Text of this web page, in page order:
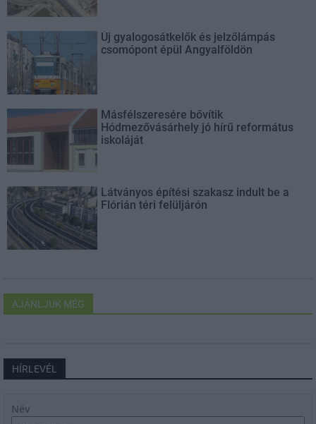
Új gyalogosátkelők és jelzőlámpás
csomópont épül Angyalföldön
Másfélszeresére bővítik
Hódmezővásárhely jó hírű református
iskoláját
Látványos építési szakasz indult be a
Flórián téri felüljárón
AJÁNLJUK MÉG
HÍRLEVÉL
Név